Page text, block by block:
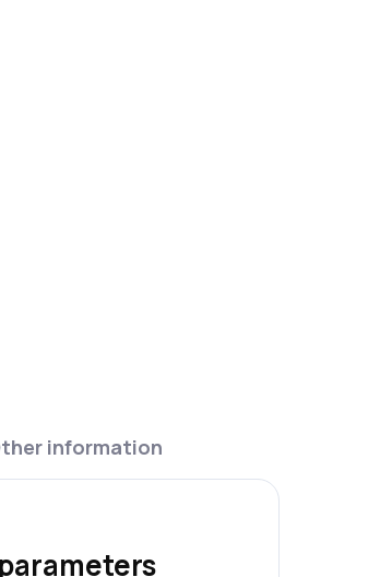
ml. Double-wall construction
information